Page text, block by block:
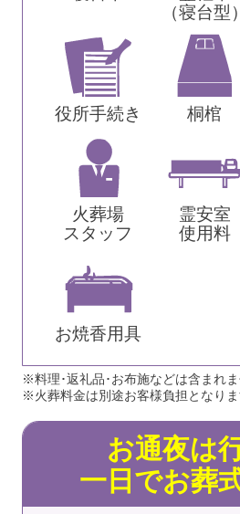
（寝台型）
役所手続き 桐棺
火葬場
スタッフ
霊安室
使用料
お焼香用具
※料理･返礼品･お布施などは含まれ
※火葬料金は別途お客様負担となり
お通夜は
一日でお葬